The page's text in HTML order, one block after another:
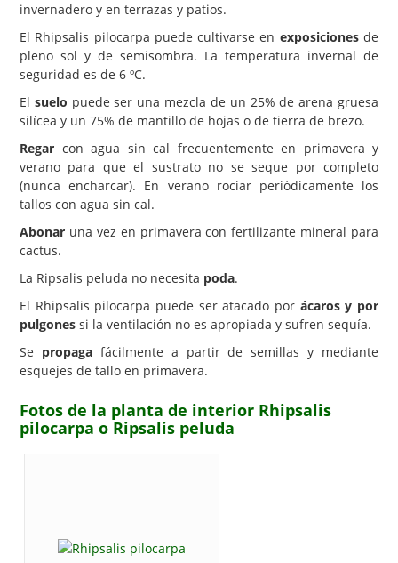
invernadero y en terrazas y patios.
El Rhipsalis pilocarpa puede cultivarse en exposicionesde
pleno sol y de semisombra. La temperatura invernal de
seguridad es de 6 ºC.
El suelo puede ser una mezcla de un 25% de arena gruesa
silícea y un 75% de mantillo de hojas o de tierra de brezo.
Regar con agua sin cal frecuentemente en primavera y
verano para que el sustrato no se seque por completo
(nunca encharcar). En verano rociar periódicamente los
tallos con agua sin cal.
Abonar una vez en primavera con fertilizante mineral para
cactus.
La Ripsalis peluda no necesita poda.
El Rhipsalis pilocarpa puede ser atacado por ácaros y por
pulgones si la ventilación no es apropiada y sufren sequía.
Se propagafácilmente a partir de semillas y mediante
esquejes de tallo en primavera.
Fotos de la planta de interior Rhipsalis
pilocarpa o Ripsalis peluda